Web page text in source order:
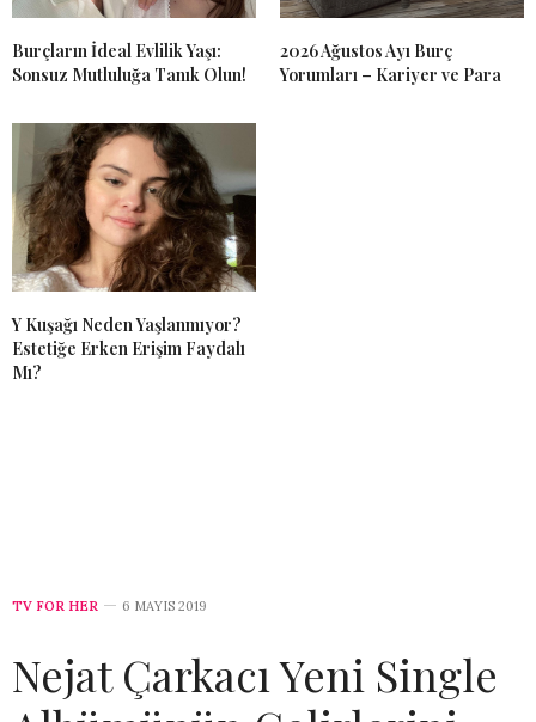
Burçların İdeal Evlilik Yaşı:
Sonsuz Mutluluğa Tanık Olun!
2026 Ağustos Ayı Burç
Yorumları – Kariyer ve Para
Y Kuşağı Neden Yaşlanmıyor?
Estetiğe Erken Erişim Faydalı
Mı?
TV FOR HER 6 MAYIS 2019
Nejat Çarkacı Yeni Single